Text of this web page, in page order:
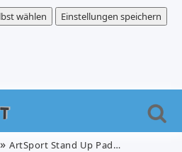
wählen
Einstellungen speichern
ArtSport Stand Up Paddle Board Deep Ocean – Aufblasbares SUP Board Set bis 150 kg für 145,94€ (Vergleich: 199,99€)